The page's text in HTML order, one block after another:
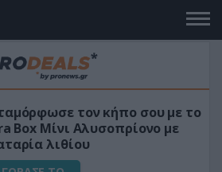
«Μαγική» φόρμουλα τριβόλι +
για αύξηση της λίμπιντο
ΑΓΟΡΑΣΕ ΤΟ